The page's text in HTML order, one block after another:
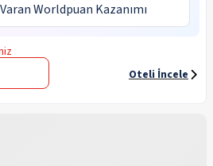
Worldpuan Kazanımı
Oteli İncele